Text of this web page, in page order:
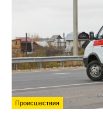
Происшествия